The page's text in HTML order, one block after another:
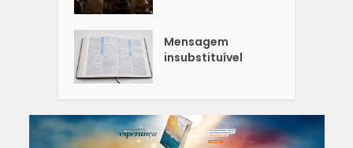
Mensagem
insubstituível